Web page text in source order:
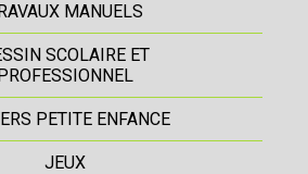
MANUELS
SCOLAIRE ET
PETITE ENFANCE
JEUX